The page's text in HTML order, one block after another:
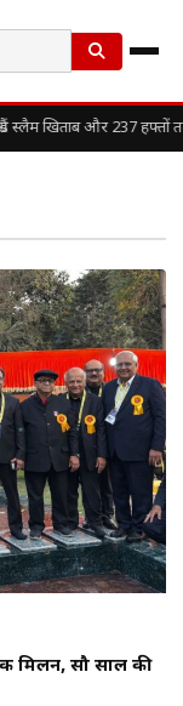
स्लैम खिताब और 237 हफ्तों
मिलन, सौ साल की